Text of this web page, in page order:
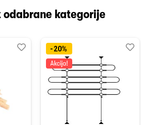
kategorije
Dodaj
Uporedi-20%